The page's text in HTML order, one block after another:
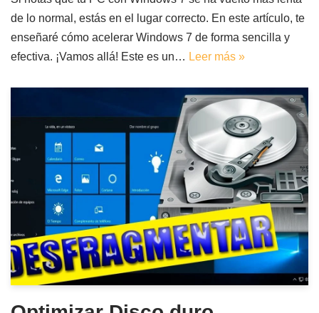
de lo normal, estás en el lugar correcto. En este artículo, te
enseñaré cómo acelerar Windows 7 de forma sencilla y
efectiva. ¡Vamos allá! Este es un… Leer más »